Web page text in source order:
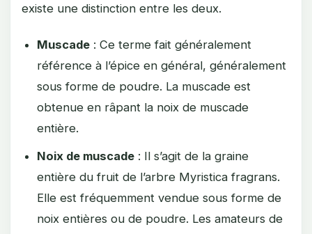
existe une distinction entre les deux.
Muscade : Ce terme fait généralement
référence à l’épice en général, généralement
sous forme de poudre. La muscade est
obtenue en râpant la noix de muscade
entière.
Noix de muscade : Il s’agit de la graine
entière du fruit de l’arbre Myristica fragrans.
Elle est fréquemment vendue sous forme de
noix entières ou de poudre. Les amateurs de